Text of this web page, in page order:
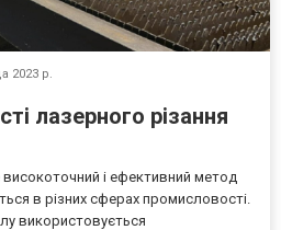
2023 р.
лазерного різання
високоточний і ефективний метод
в різних сферах промисловості.
використовується